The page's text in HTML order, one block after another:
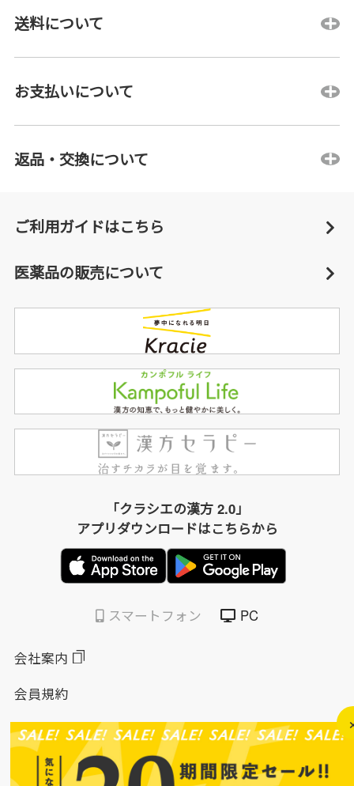
送料について
お支払いについて
返品・交換について
ご利用ガイドはこちら
医薬品の販売について
「クラシエの漢方 2.0」
アプリダウンロードはこちらから
スマートフォン PC
会社案内
会員規約
個人情報保護方針
特定商取引法に基づく表示